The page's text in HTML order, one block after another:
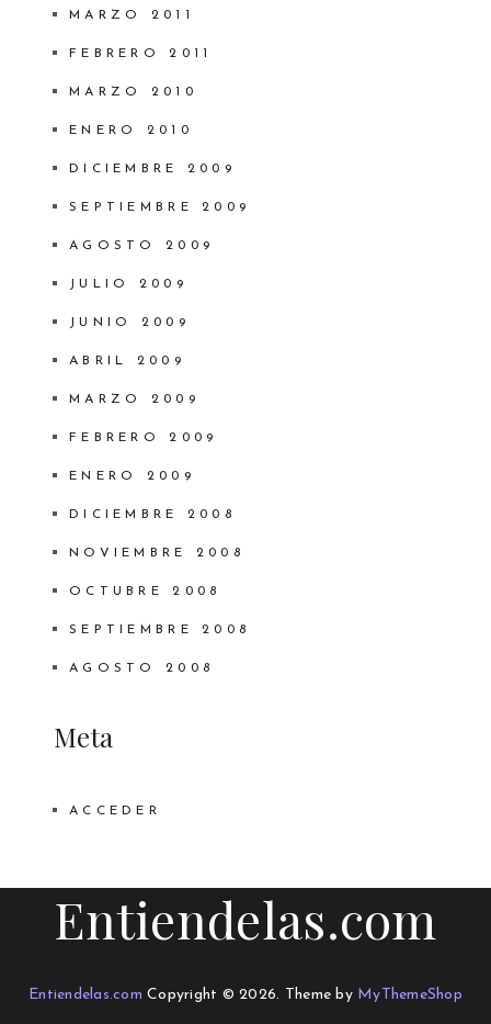
MARZO 2011
FEBRERO 2011
MARZO 2010
ENERO 2010
DICIEMBRE 2009
SEPTIEMBRE 2009
AGOSTO 2009
JULIO 2009
JUNIO 2009
ABRIL 2009
MARZO 2009
FEBRERO 2009
ENERO 2009
DICIEMBRE 2008
NOVIEMBRE 2008
OCTUBRE 2008
SEPTIEMBRE 2008
AGOSTO 2008
Meta
ACCEDER
Entiendelas.com
Entiendelas.com Copyright © 2026. Theme by MyThemeShop